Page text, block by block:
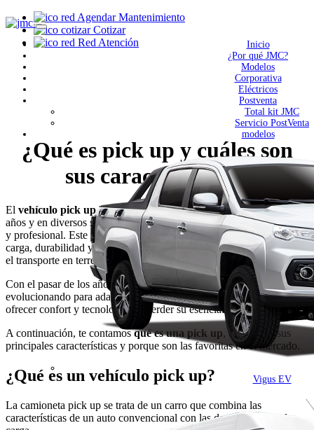
Inicio
¿Por qué JMC?
Modelos
Corporativa
Eléctricos
Postventa
Total kit JMC
Servicio PostVenta
modelos
Vigus EV
Agendar Mantenimiento
Cotizar
Red Atención
¿Qué es pick up y cuáles son
sus características?
El vehículo pick upha ganado mucha popularidad en los últimos
años y en diversos sectores, porque ha sido utilizado a nivel personal
y profesional. Este tipo de carro ha destacado por su capacidad de
carga, durabilidad y versatilidad, convirtiéndose en el favorito para
el transporte en terrenos complicados.
Con el pasar de los años, las camionetas modelo pick up
han ido
evolucionando para adaptarse a las necesidades de los usuarios y
ofrecer confort y tecnología sin perder su esencia.
A continuación, te contamosqué es una pick up, cuáles son sus
principales características y porque son las favoritas en el mercado.
¿Qué es un vehículo pick up?
La camioneta pick up se trata de un carro que combina las
características de un auto convencional con las de un vehículo de